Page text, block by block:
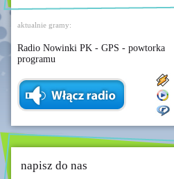
aktualnie gramy:
Radio Nowinki PK - GPS - powtorka
programu
napisz do nas